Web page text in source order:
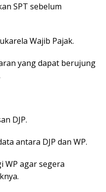
SPT sebelum
Wajib Pajak.
yang dapat berujung
DJP.
antara DJP dan WP.
WP agar segera